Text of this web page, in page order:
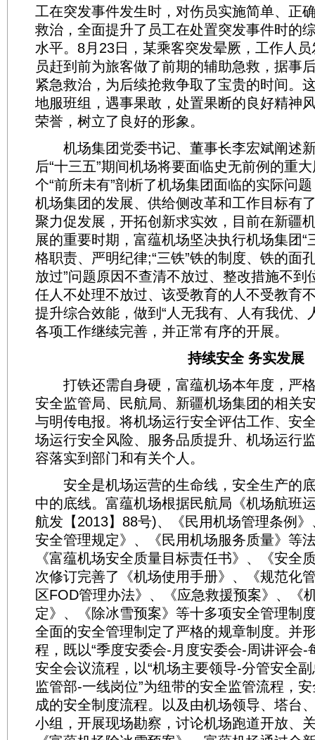
工在突发事件发生时，对伤员实施简单、正
救治，全面提升了员工在处置突发事件时的
水平。8月23日，某乘客突发晕厥，工作人
员赶到前为旅客做了前期的辅助急救，据事
紧急救治，为后续抢救争取了宝贵的时间。
地服班组，遇事果敢，处置果断的良好精神
荣誉，树立了良好的形象。
机场集团党委书记、董事长李宏斌阐述
后“十三五”期间机场将要面临史无前例的重
个“前所未有”剖析了机场集团面临的实际问
机场集团的发展、供给侧改革和工作目标有
聚力促发展，开拓创新求实效，目前在新疆
展的重要时期，富蕴机场坚决执行机场集团“
格职责、严明纪律;“三铁”铁的制度、铁的面
放过”问题原因不查清不放过、整改措施不到
任人不处理不放过、该受教育的人不受教育
提升综合效能，做到“人无我有、人有我优、
各项工作继续完善，并正常有序的开展。
持续安全 务实发展
打铁还需自身硬，富蕴机场本年度，严
安全监管局、民航局、新疆机场集团的相关
与明传电报。将机场运行安全评估工作、安
场运行安全风险、服务品质提升、机场运行
容落实到部门和有关个人。
安全是机场运营的生命线，安全生产的
中的底线。富蕴机场根据民航局《机场航班
航发【2013】88号)、《民用机场管理条例
安全管理规定》、《民用机场服务质量》等
《富蕴机场安全质量目标责任书》、《安全
次修订完善了《机场使用手册》、《规范化
区FOD管理办法》、《应急救援预案》、《
定》、《除冰雪预案》等十多项安全管理制
全面的安全管理制定了严格的规章制度。并
程，既以“季度安委会-月度安委会-周讲评会-
安全会议流程，以“机场主要领导-分管安全
监管部-一线岗位”为纽带的安全监管流程，
成的安全制度流程。以及由机场领导、塔台
小组，开展现场勘察，讨论机场跑道开放、